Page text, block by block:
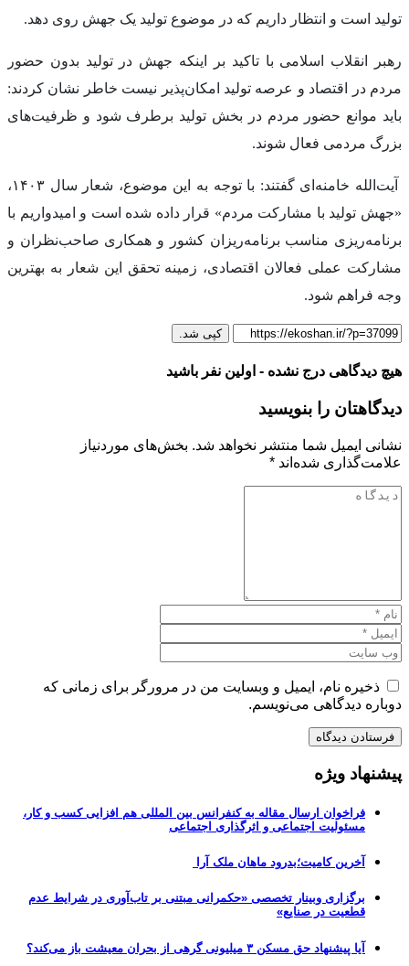
تولید است و انتظار داریم که در موضوع تولید یک جهش روی دهد.
رهبر انقلاب اسلامی با تاکید بر اینکه جهش در تولید بدون حضور
مردم در اقتصاد و عرصه تولید امکان‌پذیر نیست خاطر نشان کردند:
باید موانع حضور مردم در بخش تولید برطرف شود و ظرفیت‌های
بزرگ مردمی فعال شوند.
آیت‌الله خامنه‌ای گفتند: با توجه به این موضوع، شعار سال ۱۴۰۳،
«جهش تولید با مشارکت مردم» قرار داده شده است و امیدواریم با
برنامه‌ریزی مناسب برنامه‌ریزان کشور و همکاری صاحب‌نظران و
مشارکت عملی فعالان اقتصادی، زمینه تحقق این شعار به بهترین
وجه فراهم شود.
کپی شد.
هیچ دیدگاهی درج نشده - اولین نفر باشید
دیدگاهتان را بنویسید
نشانی ایمیل شما منتشر نخواهد شد. بخش‌های موردنیاز
علامت‌گذاری شده‌اند *
ذخیره نام، ایمیل و وبسایت من در مرورگر برای زمانی که
دوباره دیدگاهی می‌نویسم.
پیشنهاد ویژه
فراخوان ارسال مقاله به کنفرانس بین المللی هم افزایی کسب و کار،
مسئولیت اجتماعی و اثرگذاری اجتماعی
آخرین کامیت؛بدرود ماهان ملک آرا
برگزاری وبینار تخصصی «حکمرانی مبتنی بر تاب‌آوری در شرایط عدم
قطعیت در صنایع»
آیا پیشنهاد حق مسکن ۳ میلیونی گرهی از بحران معیشت باز می‌کند؟